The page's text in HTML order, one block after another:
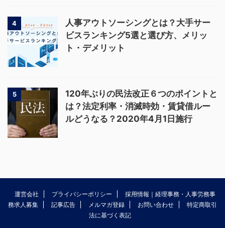
4
人事アウトソーシングとは？大手サー
ビスランキング5選と選び方、メリッ
ト・デメリット
5
120年ぶりの民法改正６つのポイントと
は？法定利率・消滅時効・賃貸借ルー
ルどうなる？2020年4月1日施行
運営会社 プライバシーポリシー
採用情報｜経理事務・人事労務事
務求人募集
記事広告 メルマガ登録 お問い合わせ
特定商取引
法に基づく表記